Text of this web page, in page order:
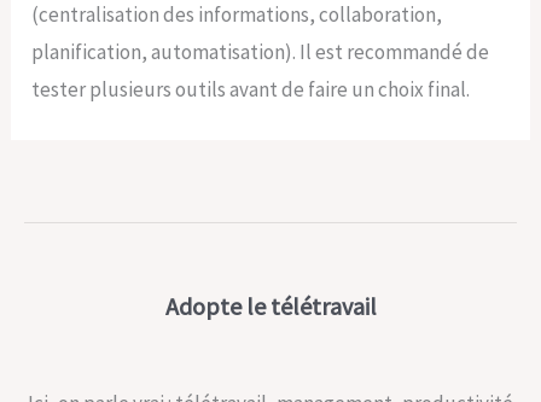
(centralisation des informations, collaboration,
planification, automatisation). Il est recommandé de
tester plusieurs outils avant de faire un choix final.
Adopte le télétravail